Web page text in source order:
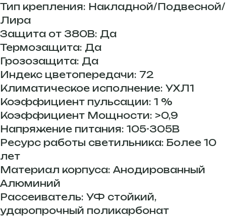
Тип крепления: Накладной/Подвесной/
Лира
Защита от 380В: Да
Термозащита: Да
Грозозащита: Да
Индекс цветопередачи: 72
Климатическое исполнение: УХЛ1
Коэффициент пульсации: 1 %
Коэффициент Мощности: >0,9
Напряжение питания: 105-305В
Ресурс работы светильника: Более 10
лет
Материал корпуса: Анодированный
Алюминий
Рассеиватель: УФ стойкий,
ударопрочный поликарбонат